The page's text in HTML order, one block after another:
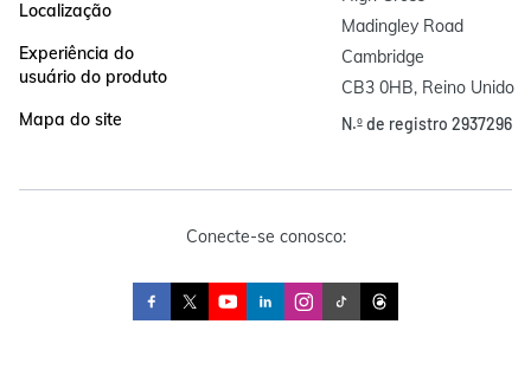
Localização
Experiência do
usuário do produto
Mapa do site
Madingley Road
Cambridge
CB3 0HB, Reino Unido
N.º de registro 2937296
Conecte-se conosco: